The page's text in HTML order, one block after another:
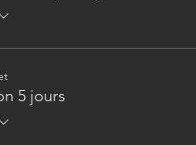
5 jours